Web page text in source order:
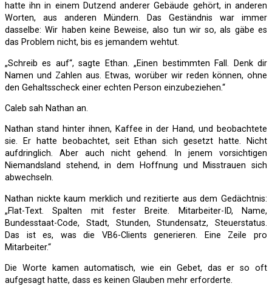
hatte ihn in einem Dutzend anderer Gebäude gehört, in anderen
Worten, aus anderen Mündern. Das Geständnis war immer
dasselbe: Wir haben keine Beweise, also tun wir so, als gäbe es
das Problem nicht, bis es jemandem wehtut.
„Schreib es auf“, sagte Ethan. „Einen bestimmten Fall. Denk dir
Namen und Zahlen aus. Etwas, worüber wir reden können, ohne
den Gehaltsscheck einer echten Person einzubeziehen.“
Caleb sah Nathan an.
Nathan stand hinter ihnen, Kaffee in der Hand, und beobachtete
sie. Er hatte beobachtet, seit Ethan sich gesetzt hatte. Nicht
aufdringlich. Aber auch nicht gehend. In jenem vorsichtigen
Niemandsland stehend, in dem Hoffnung und Misstrauen sich
abwechseln.
Nathan nickte kaum merklich und rezitierte aus dem Gedächtnis:
„Flat-Text. Spalten mit fester Breite. Mitarbeiter-ID, Name,
Bundesstaat-Code, Stadt, Stunden, Stundensatz, Steuerstatus.
Das ist es, was die VB6-Clients generieren. Eine Zeile pro
Mitarbeiter.“
Die Worte kamen automatisch, wie ein Gebet, das er so oft
aufgesagt hatte, dass es keinen Glauben mehr erforderte.